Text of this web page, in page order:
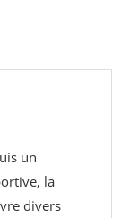
un
la
divers